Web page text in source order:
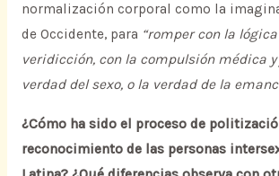
normalización corporal como la
de Occidente, para “romper con la
veridicción, con la compulsión médica
verdad del sexo, o la verdad de la
¿Cómo ha sido el proceso de
reconocimiento de las personas